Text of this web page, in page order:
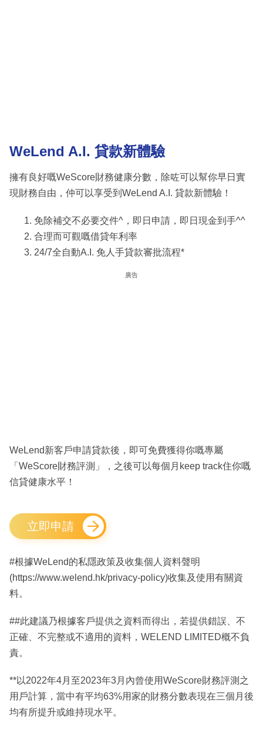
WeLend A.I. 貸款新體驗
擁有良好嘅WeScore財務健康分數，除咗可以幫你早日實
現財務自由，仲可以享受到WeLend A.I. 貸款新體驗！
免除補交不必要交件^，即日申請，即日現金到手^^
合理而可觀嘅借貸年利率
24/7全自動A.I. 免人手貸款審批流程*
廣告
WeLend新客戶申請貸款後，即可免費獲得你嘅專屬
「WeScore財務評測」，之後可以每個月keep track住你嘅
信貸健康水平！
立即申請
#根據WeLend的私隱政策及收集個人資料聲明
(https://www.welend.hk/privacy-policy)收集及使用有關資
料。
##此建議乃根據客戶提供之資料而得出，若提供錯誤、不
正確、不完整或不適用的資料，WELEND LIMITED概不負
責。
**以2022年4月至2023年3月內曾使用WeScore財務評測之
用戶計算，當中有平均63%用家的財務分數表現在三個月後
均有所提升或維持現水平。